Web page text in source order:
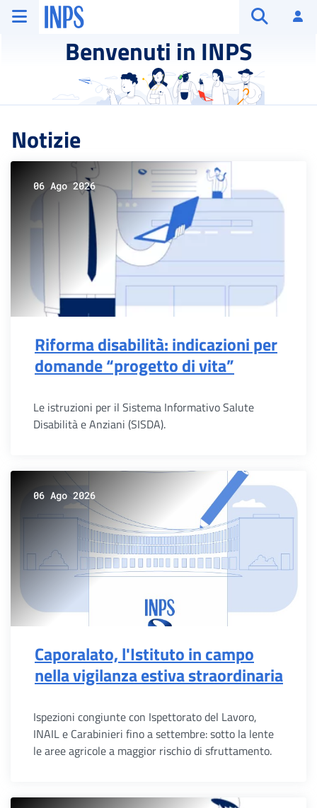
Vai al menu principale
Vai al contenuto principale
Vai al pie' di pagina
INPS ()
Benvenuti in INPS
Notizie
06 Ago 2026
Riforma disabilità: indicazioni per
domande “progetto di vita”
Le istruzioni per il Sistema Informativo Salute
Disabilità e Anziani (SISDA).
06 Ago 2026
Caporalato, l'Istituto in campo
nella vigilanza estiva straordinaria
Ispezioni congiunte con Ispettorato del Lavoro,
INAIL e Carabinieri fino a settembre: sotto la lente
le aree agricole a maggior rischio di sfruttamento.